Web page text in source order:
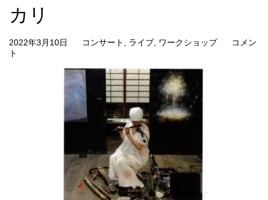
カリ
2022年3月10日 コンサート ライブ ワークショップ
コメン
ト